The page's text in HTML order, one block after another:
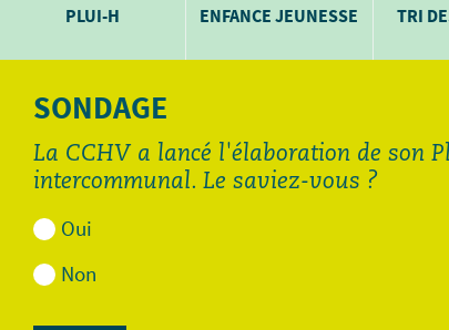
PLUI-H ENFANCE JEUNESSE TRI
SONDAGE
La CCHV a lancé l'élaboration de son
intercommunal. Le saviez-vous ?
Oui
Non